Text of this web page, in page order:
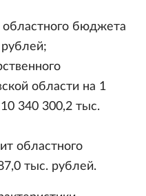
бюджета
области на 1
340 300,2 тыс.
областного
тыс. рублей.